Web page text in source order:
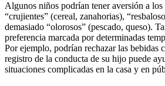
Algunos niños podrían tener aversión a los
“crujientes” (cereal, zanahorias),
demasiado “olorosos” (pescado, queso).
preferencia marcada por determinadas
Por ejemplo, podrían rechazar las bebidas
registro de la conducta de su hijo puede
situaciones complicadas en la casa y en